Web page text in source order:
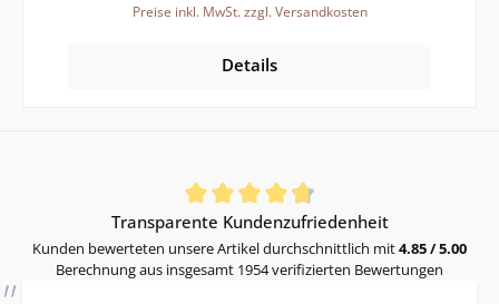
Preise inkl. MwSt. zzgl. Versandkosten
Details
Durchschnittliche Bewertung von 4.85 von 5 Sternen
Transparente Kundenzufriedenheit
Kunden bewerteten unsere Artikel durchschnittlich mit4.85 / 5.00
Berechnung aus insgesamt 1954 verifizierten Bewertungen